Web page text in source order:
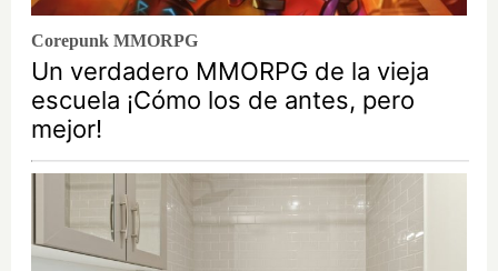
Corepunk MMORPG
Un verdadero MMORPG de la vieja
escuela ¡Cómo los de antes, pero
mejor!